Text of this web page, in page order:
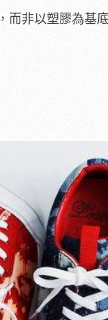
而非以塑膠為基